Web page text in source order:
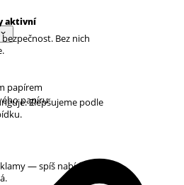
papírem
papíru
aktivní
Bez nich
Zlepšujeme podle
— spíš nabídky podle